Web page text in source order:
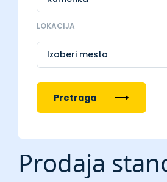
LOKACIJA
Izaberi mesto
Pretraga
Prodaja